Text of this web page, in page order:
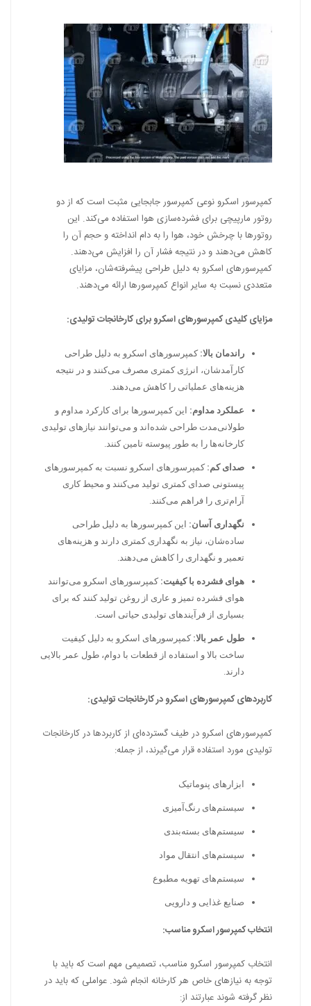
کمپرسور اسکرو نوعی کمپرسور جابجایی مثبت است که از دو
روتور مارپیچی برای فشرده‌سازی هوا استفاده می‌کند. این
روتورها با چرخش خود، هوا را به دام انداخته و حجم آن را
کاهش می‌دهند و در نتیجه فشار آن را افزایش می‌دهند.
کمپرسورهای اسکرو به دلیل طراحی پیشرفته‌شان، مزایای
متعددی نسبت به سایر انواع کمپرسورها ارائه می‌دهند.
مزایای کلیدی کمپرسورهای اسکرو برای کارخانجات تولیدی:
راندمان بالا: کمپرسورهای اسکرو به دلیل طراحی
کارآمدشان، انرژی کمتری مصرف می‌کنند و در نتیجه
هزینه‌های عملیاتی را کاهش می‌دهند.
عملکرد مداوم: این کمپرسورها برای کارکرد مداوم و
طولانی‌مدت طراحی شده‌اند و می‌توانند نیازهای تولیدی
کارخانه‌ها را به طور پیوسته تامین کنند.
صدای کم: کمپرسورهای اسکرو نسبت به کمپرسورهای
پیستونی صدای کمتری تولید می‌کنند و محیط کاری
آرام‌تری را فراهم می‌کنند.
نگهداری آسان: این کمپرسورها به دلیل طراحی
ساده‌شان، نیاز به نگهداری کمتری دارند و هزینه‌های
تعمیر و نگهداری را کاهش می‌دهند.
هوای فشرده با کیفیت: کمپرسورهای اسکرو می‌توانند
هوای فشرده تمیز و عاری از روغن تولید کنند که برای
بسیاری از فرآیندهای تولیدی حیاتی است.
طول عمر بالا: کمپرسورهای اسکرو به دلیل کیفیت
ساخت بالا و استفاده از قطعات با دوام، طول عمر بالایی
دارند.
کاربردهای کمپرسورهای اسکرو در کارخانجات تولیدی:
کمپرسورهای اسکرو در طیف گسترده‌ای از کاربردها در کارخانجات
تولیدی مورد استفاده قرار می‌گیرند، از جمله:
ابزارهای پنوماتیک
سیستم‌های رنگ‌آمیزی
سیستم‌های بسته‌بندی
سیستم‌های انتقال مواد
سیستم‌های تهویه مطبوع
صنایع غذایی و دارویی
انتخاب کمپرسور اسکرو مناسب:
انتخاب کمپرسور اسکرو مناسب، تصمیمی مهم است که باید با
توجه به نیازهای خاص هر کارخانه انجام شود. عواملی که باید در
نظر گرفته شوند عبارتند از: